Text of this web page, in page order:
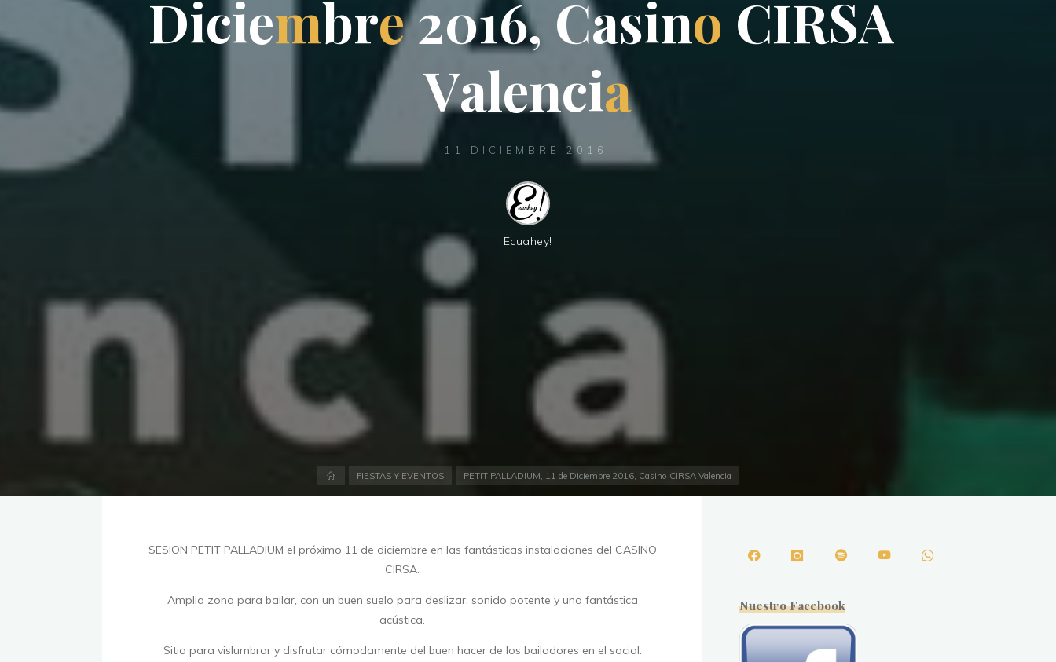
Diciembre2016, Casino CIRSA
Valencia
11 DICIEMBRE 2016
Ecuahey!
InicioFIESTAS Y EVENTOS PETIT PALLADIUM, 11 de Diciembre 2016, Casino CIRSA Valencia
SESION PETIT PALLADIUM el próximo 11 de diciembre en las fantásticas instalaciones del CASINO
CIRSA.
Amplia zona para bailar, con un buen suelo para deslizar, sonido potente y una fantástica
acústica.
Sitio para vislumbrar y disfrutar cómodamente del buen hacer de los bailadores en el social.
Nuestro Facebook